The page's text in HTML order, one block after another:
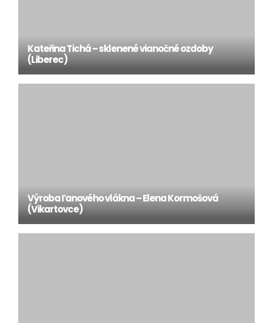
Kateřina Tichá – sklenené vianočné ozdoby
(Liberec)
Výroba ľanového vlákna – Elena Kormošová
(Vikartovce)